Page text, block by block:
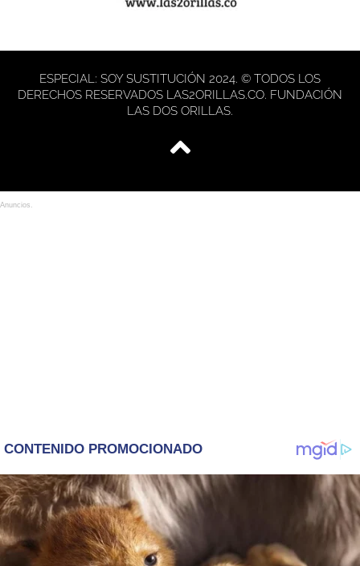
ESPECIAL: SOY SUSTITUCIÓN 2024. © TODOS LOS
DERECHOS RESERVADOS LAS2ORILLAS.CO. FUNDACIÓN
LAS DOS ORILLAS.
Anuncios.